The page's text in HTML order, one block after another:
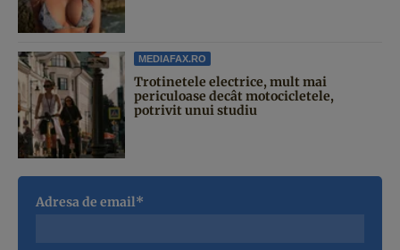
MEDIAFAX.RO
Trotinetele electrice, mult mai
periculoase decât motocicletele,
potrivit unui studiu
Adresa de email*